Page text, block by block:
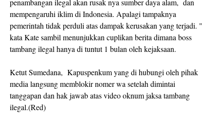
penambangan ilegal akan rusak nya sumber daya alam, dan
mempengaruhi iklim di Indonesia. Apalagi tampaknya
pemerintah tidak perduli atas dampak kerusakan yang terjadi. "
kata Kate sambil menunjukkan cuplikan berita dimana boss
tambang ilegal hanya di tuntut 1 bulan oleh kejaksaan.
Ketut Sumedana, Kapuspenkum yang di hubungi oleh pihak
media langsung memblokir nomer wa setelah dimintai
tanggapan dan hak jawab atas video oknum jaksa tambang
ilegal.(Red)